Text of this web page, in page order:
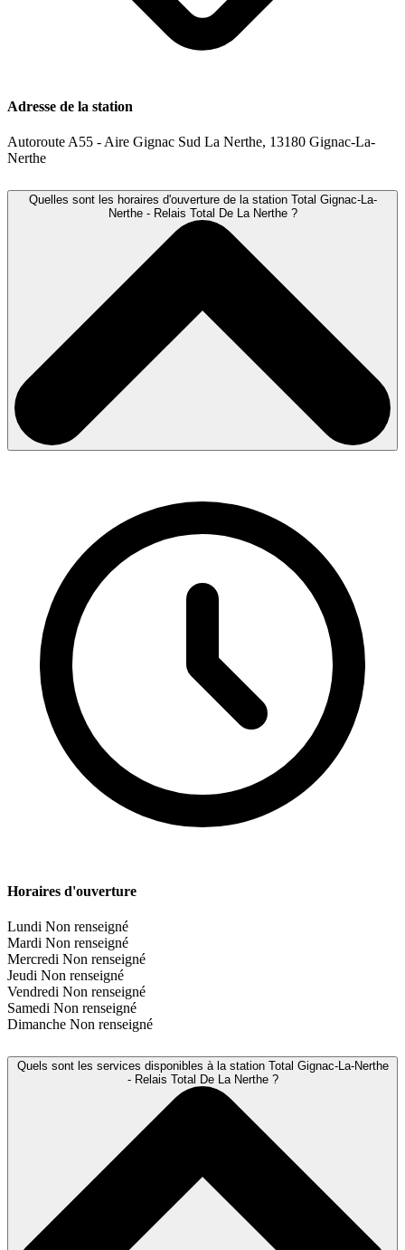
Adresse de la station
Autoroute A55 - Aire Gignac Sud La Nerthe, 13180 Gignac-La-
Nerthe
Quelles sont les horaires d'ouverture de la station Total Gignac-La-
Nerthe - Relais Total De La Nerthe ?
Horaires d'ouverture
Lundi Non renseigné
Mardi Non renseigné
Mercredi Non renseigné
Jeudi Non renseigné
Vendredi Non renseigné
Samedi Non renseigné
Dimanche Non renseigné
Quels sont les services disponibles à la station Total Gignac-La-Nerthe
- Relais Total De La Nerthe ?